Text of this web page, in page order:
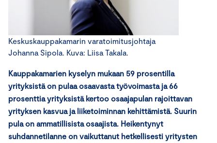
Keskuskauppakamarin varatoimitusjohtaja
Johanna Sipola. Kuva: Liisa Takala.
Kauppakamarien kyselyn mukaan 59 prosentilla
yrityksistä on pulaa osaavasta työvoimasta ja 66
prosenttia yrityksistä kertoo osaajapulan rajoittavan
yrityksen kasvua ja liiketoiminnan kehittämistä. Suurin
pula on ammatillisista osaajista. Heikentynyt
suhdannetilanne on vaikuttanut hetkellisesti yritysten